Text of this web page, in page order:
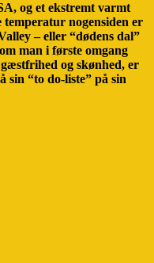
og et ekstremt varmt
temperatur nogensiden er
– eller “dødens dal”
man i første omgang
og skønhed, er
sin “to do-liste” på sin